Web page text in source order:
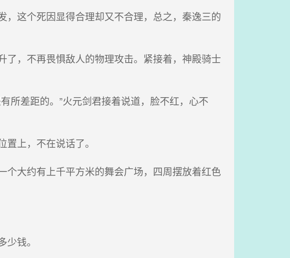
这个死因显得合理却又不合理，总之，秦逸三的
，不再畏惧敌人的物理攻击。紧接着，神殿骑士
所差距的。”火元剑君接着说道，脸不红，心不
上，不在说话了。
大约有上千平方米的舞会广场，四周摆放着红色
钱。